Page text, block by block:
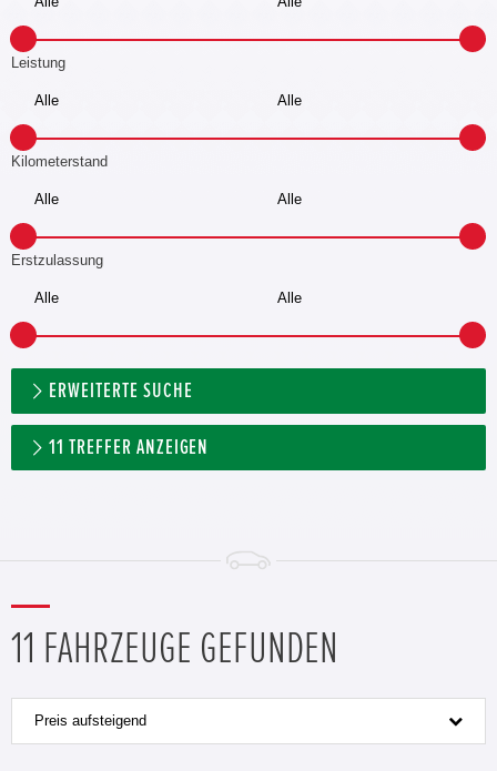
Leistung
Kilometerstand
Erstzulassung
ERWEITERTE SUCHE
11 TREFFER ANZEIGEN
11 FAHRZEUGE GEFUNDEN
Preis aufsteigend